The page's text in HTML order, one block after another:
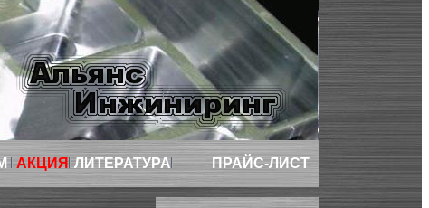
АКЦИЯ ЛИТЕРАТУРА ПРАЙС-ЛИСТ